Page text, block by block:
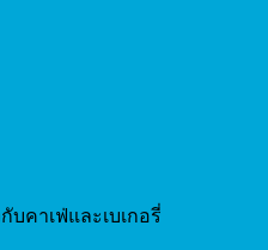
บคาเฟ่และเบเกอรี่